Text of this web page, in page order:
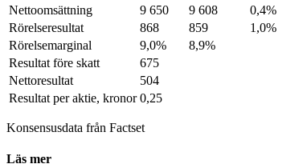
Nettoomsättning
9 650 9 608 0,4%
Rörelseresultat
868 859 1,0%
Rörelsemarginal
9,0% 8,9%
Resultat före skatt
675
Nettoresultat
504
Resultat per aktie, kronor 0,25
Konsensusdata från Factset
Läs mer